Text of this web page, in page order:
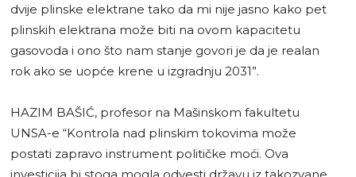
dvije plinske elektrane tako da mi nije jasno kako pet
plinskih elektrana može biti na ovom kapacitetu
gasovoda i ono što nam stanje govori je da je realan
rok ako se uopće krene u izgradnju 2031”.
HAZIM BAŠIĆ, profesor na Mašinskom fakultetu
UNSA-e “Kontrola nad plinskim tokovima može
postati zapravo instrument političke moći. Ova
investicija bi stoga mogla odvesti državu iz takozvane